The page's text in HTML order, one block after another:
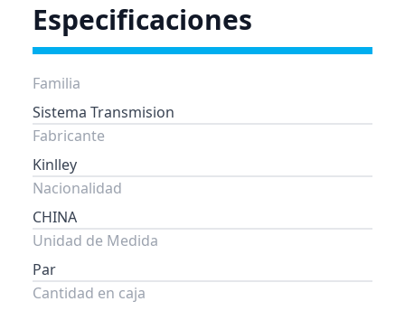
Especificaciones
Familia
Sistema Transmision
Fabricante
Kinlley
Nacionalidad
CHINA
Unidad de Medida
Par
Cantidad en caja